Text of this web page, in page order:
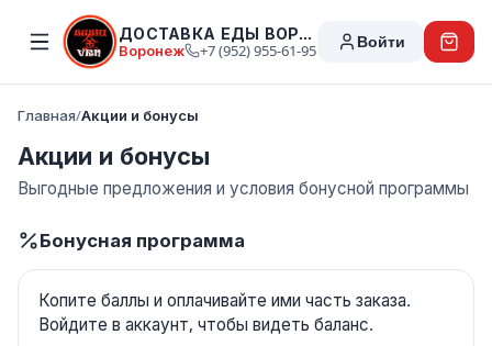
ДОСТАВКА ЕДЫ ВОРОНЕЖ
Воронеж +7 (952) 955-61-95 Войти
Главная/Акции и бонусы
Акции и бонусы
Выгодные предложения и условия бонусной программы
Бонусная программа
Копите баллы и оплачивайте ими часть заказа.
Войдите в аккаунт, чтобы видеть баланс.